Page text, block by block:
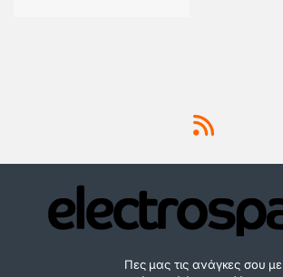
Πες μας τις ανάγκες σου με